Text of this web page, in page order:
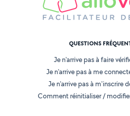
QUESTIONS
Je n'arrive pas à faire
Je n'arrive pas à me
Je n'arrive pas à m'inscrire
Comment réinitialiser /